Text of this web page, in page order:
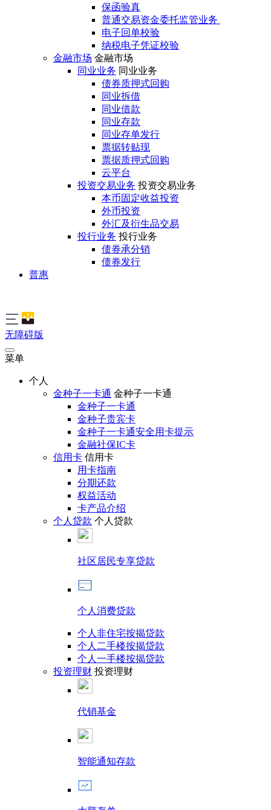
保函验真
普通交易资金委托监管业务
电子回单校验
纳税电子凭证校验
金融市场 金融市场
同业业务 同业业务
债券质押式回购
同业拆借
同业借款
同业存款
同业存单发行
票据转贴现
票据质押式回购
云平台
投资交易业务 投资交易业务
本币固定收益投资
外币投资
外汇及衍生品交易
投行业务 投行业务
债券承分销
债券发行
普惠
无障碍版
菜单
个人
金种子一卡通 金种子一卡通
金种子一卡通
金种子贵宾卡
金种子一卡通安全用卡提示
金融社保IC卡
信用卡 信用卡
用卡指南
分期还款
权益活动
卡产品介绍
个人贷款 个人贷款
社区居民专享贷款
个人消费贷款
个人非住宅按揭贷款
个人二手楼按揭贷款
个人一手楼按揭贷款
投资理财 投资理财
代销基金
智能通知存款